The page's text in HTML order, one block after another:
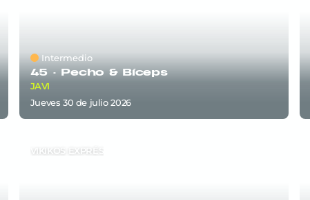
Intermedio
45 · Pecho & Bíceps
JAVI
jueves 30 de julio 2026
VIKIKOS EXPRÉS